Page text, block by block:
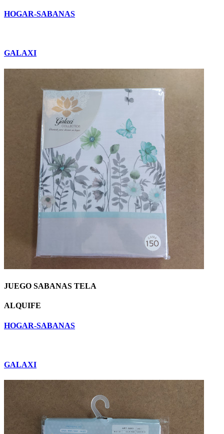
HOGAR-SABANAS
GALAXI
JUEGO SABANAS TELA
ALQUIFE
HOGAR-SABANAS
GALAXI